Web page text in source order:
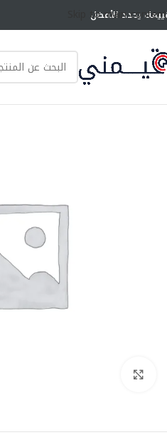
Skip to main content
يحدد الأفضل